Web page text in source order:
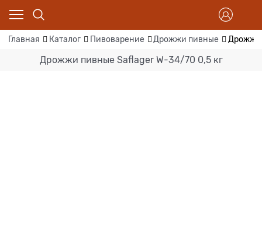
Главная Каталог Пивоварение Дрожжи пивные Дрожжи
Дрожжи пивные Saflager W-34/70 0,5 кг